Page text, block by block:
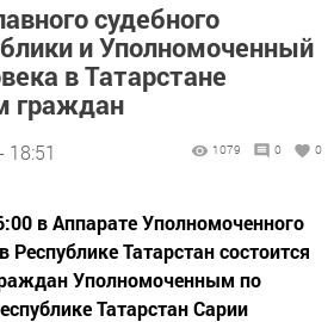
судебного
и Уполномоченный
в Татарстане
граждан
18:51 1079 0 0
в Аппарате Уполномоченного
Татарстан состоится
Уполномоченным по
Татарстан Сарии